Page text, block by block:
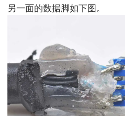
另一面的数据脚如下图。